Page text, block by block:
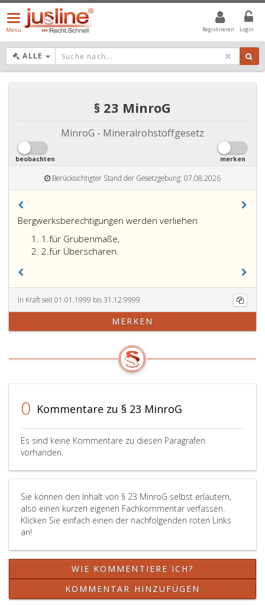
Registrieren Login
Menü
öffnen/schließen
Menü
ALLE DROPDOWN: GEWÄHLTER WERT IST ALLE
§ 23 MinroG
MinroG - Mineralrohstoffgesetz
beobachten merken
Berücksichtigter Stand der Gesetzgebung: 07.08.2026
Paragraph
Bergwerksberechtigungen werden verliehen
1.Ziffer
eins
für Grubenmaße,
2.Ziffer
für Überscharen.
In Kraft seit 01.01.1999 bis 31.12.9999
MERKEN
0 Kommentare zu § 23 MinroG
Es sind keine Kommentare zu diesen Paragrafen
vorhanden.
Sie können den Inhalt von § 23 MinroG selbst erläutern,
also einen kurzen eigenen Fachkommentar verfassen.
Klicken Sie einfach einen der nachfolgenden roten Links
an!
WIE KOMMENTIERE ICH?
KOMMENTAR HINZUFÜGEN